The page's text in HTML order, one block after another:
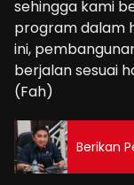
sehingga kami
program dalam
ini,
berjalan sesuai
(Fah)
Berikan